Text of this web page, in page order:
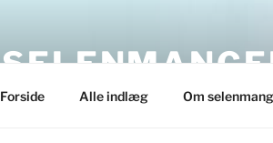
Forside Alle indlæg Om